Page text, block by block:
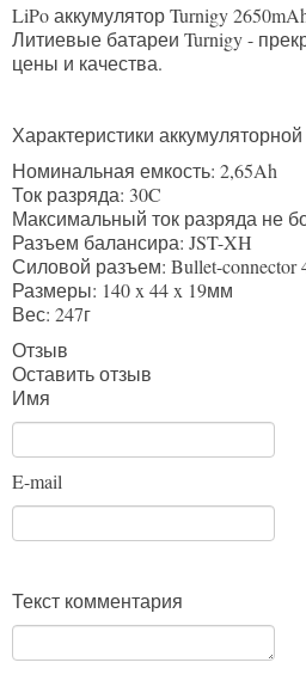
LiPo аккумулятор Turnigy
Литиевые батареи Turnigy -
цены и качества.
Характеристики
Номинальная емкость: 2,65Ah
Ток разряда: 30C
Максимальный ток разряда не
Разъем балансира: JST-XH
Силовой разъем: Bullet-connector
Размеры: 140 x 44 x 19мм
Вес: 247г
Отзыв
Оставить отзыв
Имя
E-mail
Текст комментария